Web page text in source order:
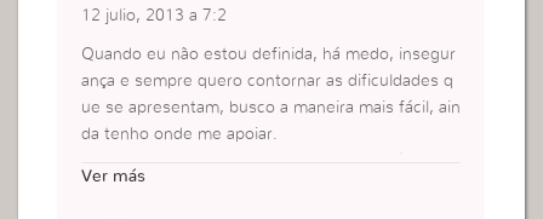
12 julio, 2013 a 7:2
Quando eu não estou definida, há medo, insegur
ança e sempre quero contornar as dificuldades q
ue se apresentam, busco a maneira mais fácil, ain
da tenho onde me apoiar.
Ver más